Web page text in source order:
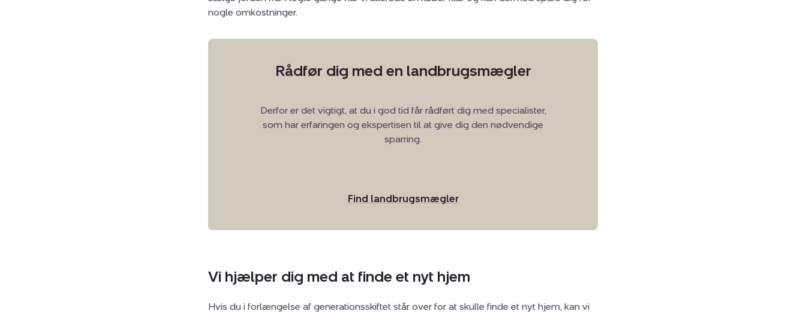
nogle omkostninger.
Rådfør dig med en landbrugsmægler
Derfor er det vigtigt, at du i god tid får rådført dig med specialister,
som har erfaringen og ekspertisen til at give dig den nødvendige
sparring.
Rådfør
med
Find landbrugsmægler
Vi hjælper dig med at finde et nyt hjem
Hvis du i forlængelse af generationsskiftet står over for at skulle finde et nyt hjem, kan vi